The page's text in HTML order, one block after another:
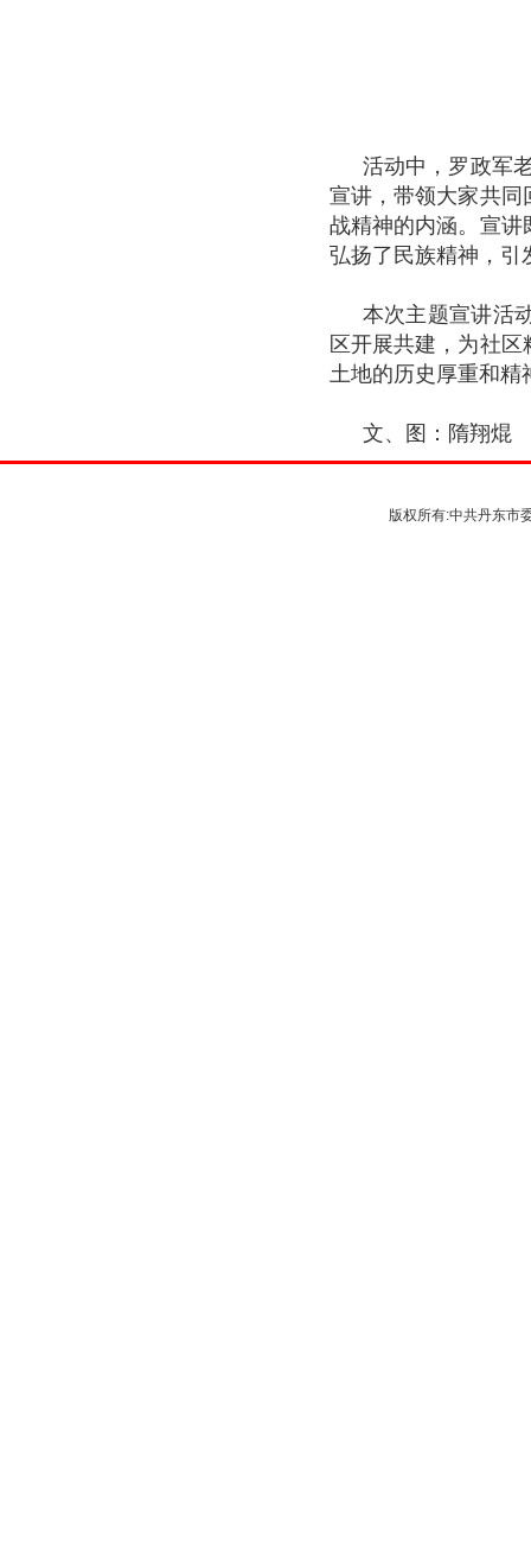
活动中，罗政军
宣讲，带领大家共
战精神的内涵。宣
弘扬了民族精神，引
本次主题宣讲活
区开展共建，为社
土地的历史厚重和精
文、图：隋翔焜
版权所有:中共丹东市